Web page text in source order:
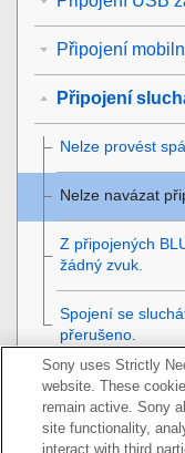
Připojení
Připojení
Nelze provést
Nelze navázat
Z připojených
žádný zvuk.
Spojení se
přerušeno.
Připojení k
Připojení k
Sony uses Strictly
website. These
remain active. Sony
site functionality,
interact with third